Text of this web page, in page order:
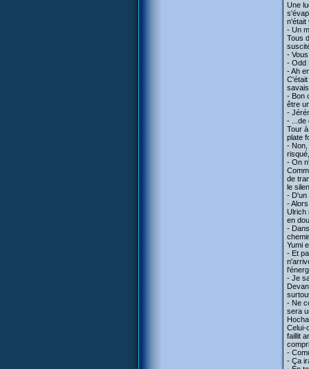
Une
n'était
- Un
Tous
-
- Odd
- Ah
- Bon
être
-
- ...de
Tour
plate
- Non,
- On
de
le
- D'un
-
Ulrich
en
-
Yumi
- Et
- Je
- Ne
sera
Celui-
faillit
-
- Ça